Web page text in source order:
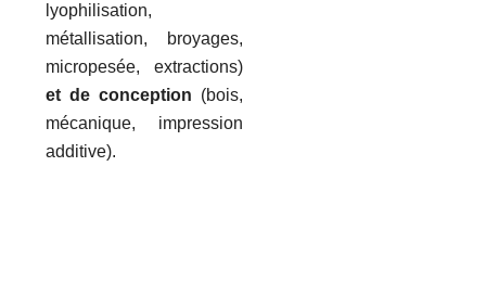
lyophilisation,
métallisation, broyages,
micropesée, extractions)
et de conception (bois,
mécanique, impression
additive).